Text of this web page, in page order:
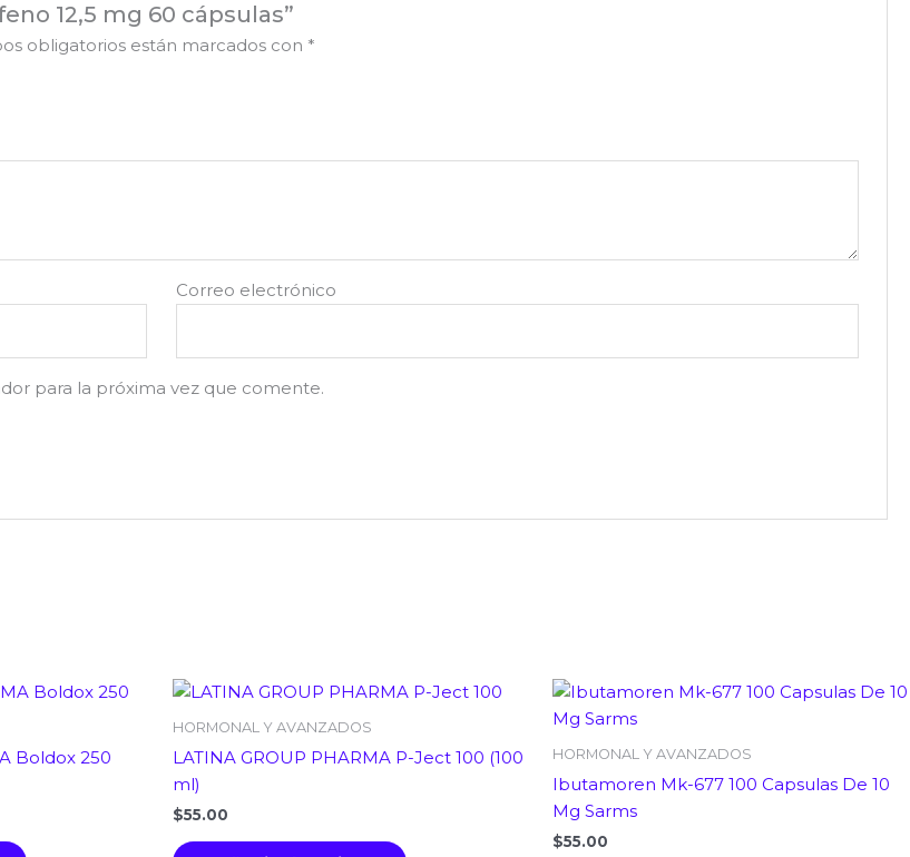
12,5 mg 60 cápsulas”
obligatorios están marcados con *
Correo electrónico
para la próxima vez que comente.
Boldox 250
HORMONAL Y AVANZADOS
LATINA GROUP PHARMA P-Ject 100 (100
ml)
$55.00
HORMONAL Y AVANZADOS
Ibutamoren Mk-677 100 Capsulas De 10
Mg Sarms
$55.00